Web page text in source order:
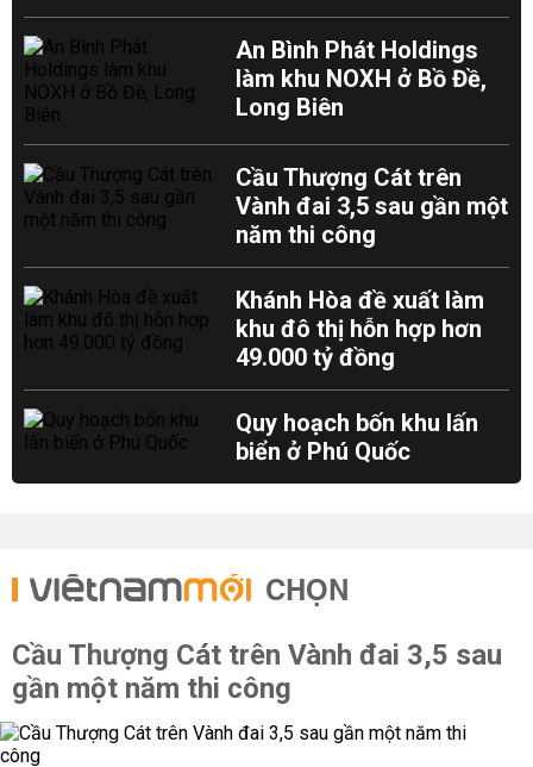
An Bình Phát Holdings
làm khu NOXH ở Bồ Đề,
Long Biên
Cầu Thượng Cát trên
Vành đai 3,5 sau gần một
năm thi công
Khánh Hòa đề xuất làm
khu đô thị hỗn hợp hơn
49.000 tỷ đồng
Quy hoạch bốn khu lấn
biển ở Phú Quốc
CHỌN
Cầu Thượng Cát trên Vành đai 3,5 sau
gần một năm thi công